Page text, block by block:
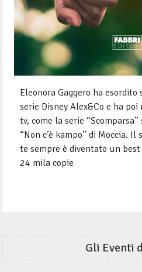
Eleonora Gaggero ha
serie Disney Alex&Co e ha
tv, come la serie
“Non c’è kampo” di Moccia.
te sempre è diventato un
24 mila copie
Gli Eventi